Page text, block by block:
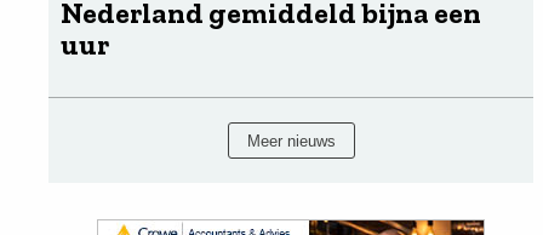
Nederland gemiddeld bijna een
uur
Meer nieuws